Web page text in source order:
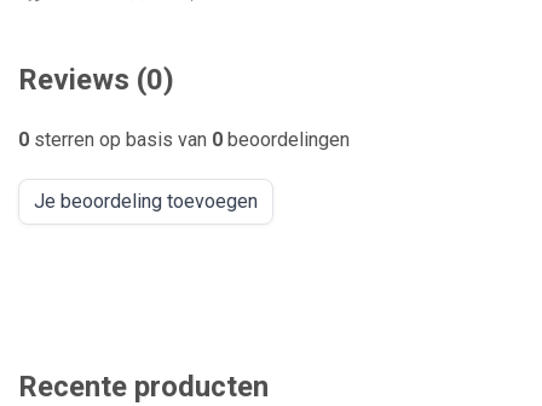
Reviews (0)
0 sterren op basis van 0 beoordelingen
Je beoordeling toevoegen
Recente producten